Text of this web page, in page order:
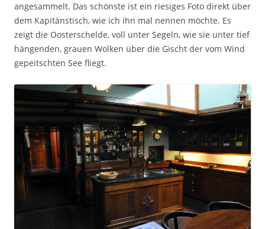
angesammelt. Das schönste ist ein riesiges Foto direkt über
dem Kapitänstisch, wie ich ihn mal nennen möchte. Es
zeigt die Oosterschelde, voll unter Segeln, wie sie unter tief
hängenden, grauen Wolken über die Gischt der vom Wind
gepeitschten See fliegt.